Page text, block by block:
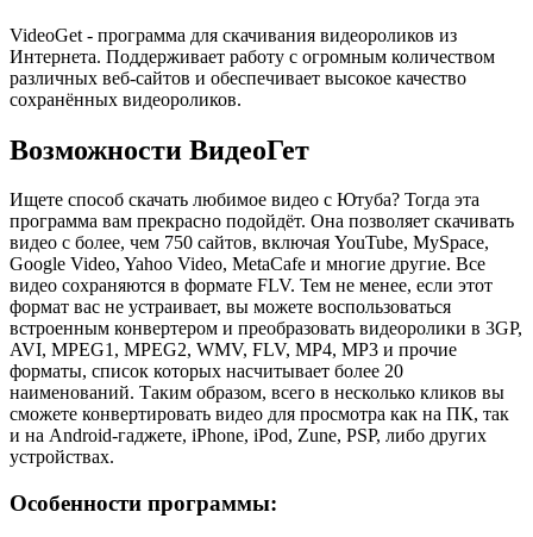
VideoGet - программа для скачивания видеороликов из
Интернета. Поддерживает работу с огромным количеством
различных веб-сайтов и обеспечивает высокое качество
сохранённых видеороликов.
Возможности ВидеоГет
Ищете способ скачать любимое видео с Ютуба? Тогда эта
программа вам прекрасно подойдёт. Она позволяет скачивать
видео с более, чем 750 сайтов, включая YouTube, MySpace,
Google Video, Yahoo Video, MetaCafe и многие другие. Все
видео сохраняются в формате FLV. Тем не менее, если этот
формат вас не устраивает, вы можете воспользоваться
встроенным конвертером и преобразовать видеоролики в 3GP,
AVI, MPEG1, MPEG2, WMV, FLV, MP4, MP3 и прочие
форматы, список которых насчитывает более 20
наименований. Таким образом, всего в несколько кликов вы
сможете конвертировать видео для просмотра как на ПК, так
и на Android-гаджете, iPhone, iPod, Zune, PSP, либо других
устройствах.
Особенности программы: